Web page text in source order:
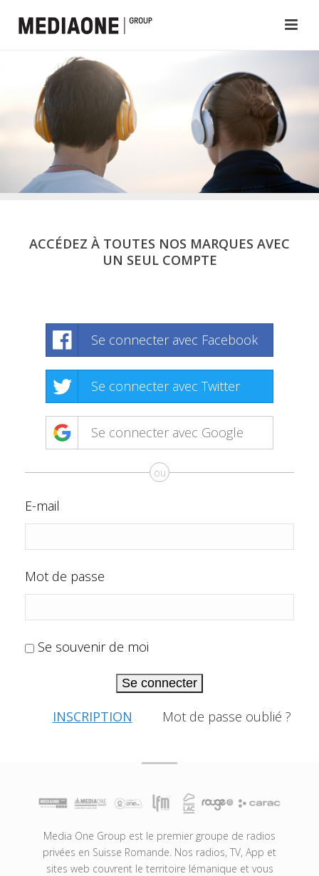
ACCÉDEZ À TOUTES NOS MARQUES AVEC
UN SEUL COMPTE
Se connecter avec Facebook
Se connecter avec Twitter
Se connecter avec Google
ou
E-mail
Mot de passe
Se souvenir de moi
Se connecter
INSCRIPTION Mot de passe oublié ?
Media One Group est le premier groupe de radios
privées en Suisse Romande. Nos radios, TV, App et
sites web couvrent le territoire lémanique et vous